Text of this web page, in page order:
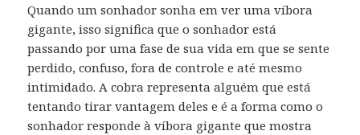
Quando um sonhador sonha em ver uma víbora
gigante, isso significa que o sonhador está
passando por uma fase de sua vida em que se sente
perdido, confuso, fora de controle e até mesmo
intimidado. A cobra representa alguém que está
tentando tirar vantagem deles e é a forma como o
sonhador responde à víbora gigante que mostra